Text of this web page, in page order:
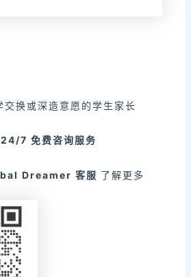
交换或深造意愿的学生家长
24/7 免费咨询服务
Dreamer 客服 了解更多